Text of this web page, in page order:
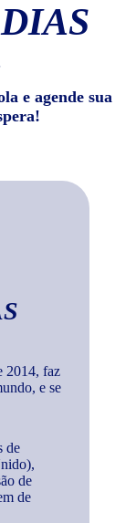
e agende sua
2014, faz
e se
de
de
de